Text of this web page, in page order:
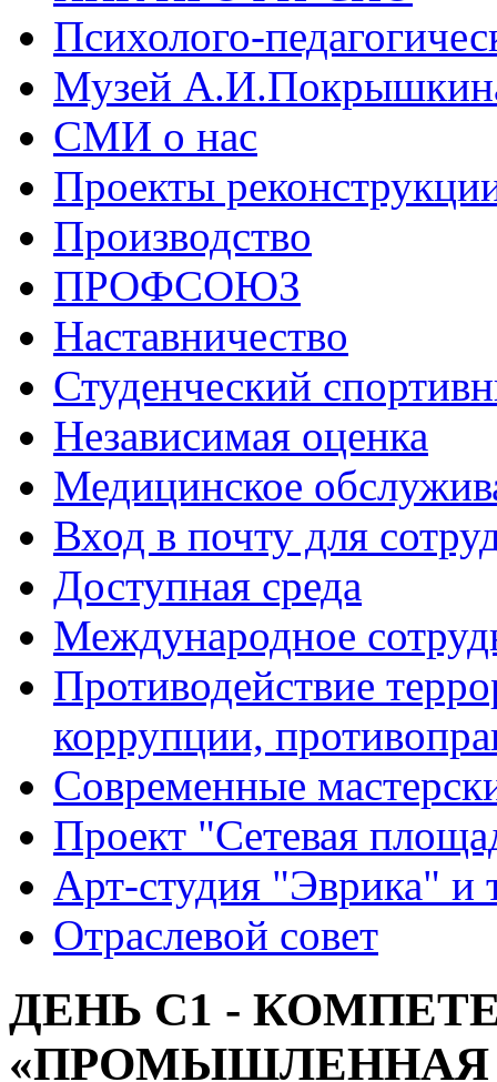
Психолого-
Музей
СМИ о нас
Проекты
Производство
ПРОФСОЮЗ
Наставничество
Студенческий
Независимая оценка
Медицинское
Вход в почту для
Доступная среда
Международное
Противодействие
коррупции,
Современные
Проект "Сетевая
Арт-студия "Эврика" и
Отраслевой совет
ДЕНЬ С1 -
«ПРОМЫШЛЕННАЯ